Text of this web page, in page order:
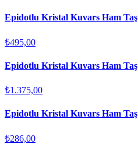
Epidotlu Kristal Kuvars Ham Taş
₺495,00
Epidotlu Kristal Kuvars Ham Taş
₺1.375,00
Epidotlu Kristal Kuvars Ham Taş
₺286,00